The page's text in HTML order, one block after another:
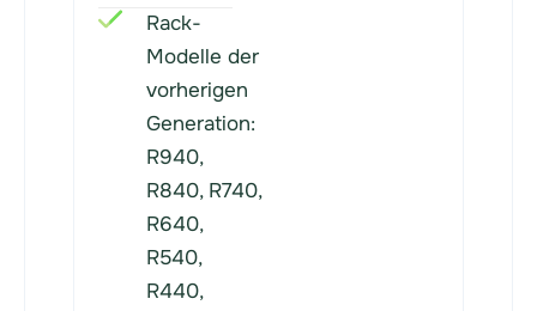
Rack-
Modelle der
vorherigen
Generation:
R940,
R840, R740,
R640,
R540,
R440,